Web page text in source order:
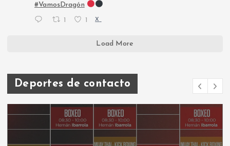
#VamosDragón
1 1 X
Load More
Deportes de contacto